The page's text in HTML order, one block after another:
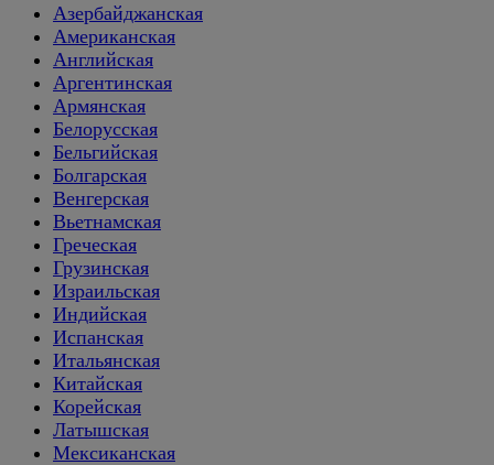
Азербайджанская
Американская
Английская
Аргентинская
Армянская
Белорусская
Бельгийская
Болгарская
Венгерская
Вьетнамская
Греческая
Грузинская
Израильская
Индийская
Испанская
Итальянская
Китайская
Корейская
Латышская
Мексиканская